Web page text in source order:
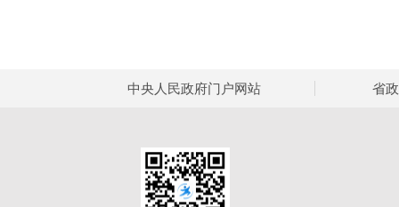
中央人民政府门户网站 省